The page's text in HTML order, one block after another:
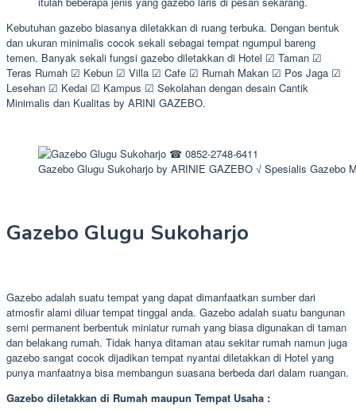
Kebutuhan gazebo biasanya diletakkan di ruang terbuka. Dengan bentuk
dan ukuran minimalis cocok sekali sebagai tempat ngumpul bareng
temen. Banyak sekali fungsi gazebo diletakkan di Hotel ☑ Taman ☑
Teras Rumah ☑ Kebun ☑ Villa ☑ Cafe ☑ Rumah Makan ☑ Pos Jaga ☑
Lesehan ☑ Kedai ☑ Kampus ☑ Sekolahan dengan desain Cantik
Minimalis dan Kualitas by ARINI GAZEBO.
Gazebo Glugu Sukoharjo by ARINIE GAZEBO √ Spesialis Gazebo
Gazebo Glugu Sukoharjo
Gazebo adalah suatu tempat yang dapat dimanfaatkan sumber dari
atmosfir alami diluar tempat tinggal anda. Gazebo adalah suatu bangunan
semi permanent berbentuk miniatur rumah yang biasa digunakan di taman
dan belakang rumah. Tidak hanya ditaman atau sekitar rumah namun juga
gazebo sangat cocok dijadikan tempat nyantai diletakkan di Hotel yang
punya manfaatnya bisa membangun suasana berbeda dari dalam ruangan.
Gazebo diletakkan di Rumah maupun Tempat Usaha :